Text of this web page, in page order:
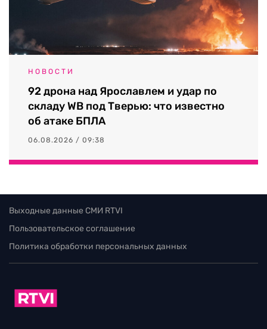
НОВОСТИ
92 дрона над Ярославлем и удар по
складу WB под Тверью: что известно
об атаке БПЛА
06.08.2026 / 09:38
Выходные данные СМИ RTVI
Пользовательское соглашение
Политика обработки персональных данных